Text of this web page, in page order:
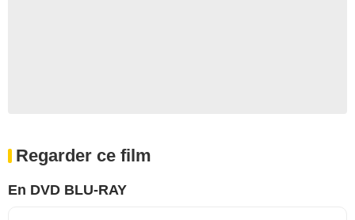
Regarder ce film
En DVD BLU-RAY